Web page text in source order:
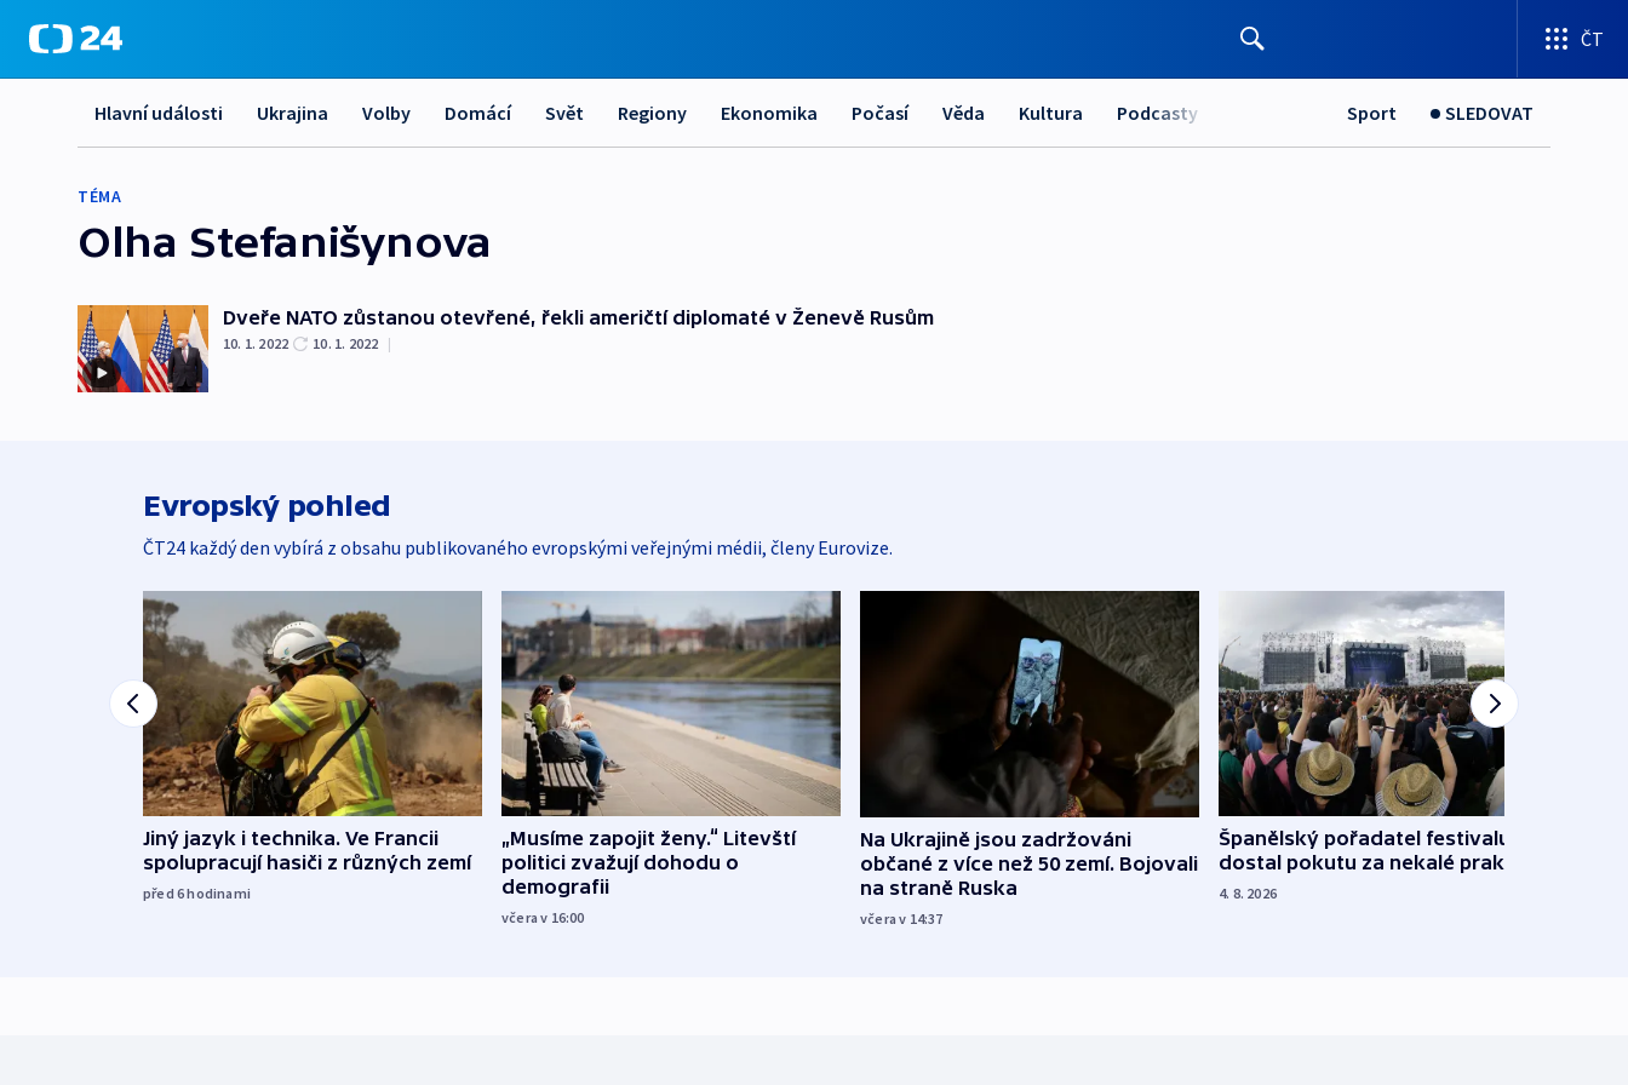
ČT
Hlavní události Ukrajina Volby Domácí Svět Regiony Ekonomika Počasí Věda Kultura Podcasty Sport SLEDOVAT
TÉMA
Olha Stefanišynova
Dveře NATO zůstanou otevřené, řekli američtí diplomaté v Ženevě Rusům
10. 1. 2022 10. 1. 2022 |
Evropský pohled
ČT24 každý den vybírá z obsahu publikovaného evropskými veřejnými médii, členy Eurovize.
Jiný jazyk i technika. Ve Francii
spolupracují hasiči z různých zemí
před 6hodinami
„Musíme zapojit ženy.“ Litevští
politici zvažují dohodu o
demografii
včera v 16:00
Na Ukrajině jsou zadržováni
občané z více než 50 zemí. Bojovali
na straně Ruska
včera v 14:37
Španělský pořadatel festivalu
dostal pokutu za nekalé praktiky
4. 8. 2026